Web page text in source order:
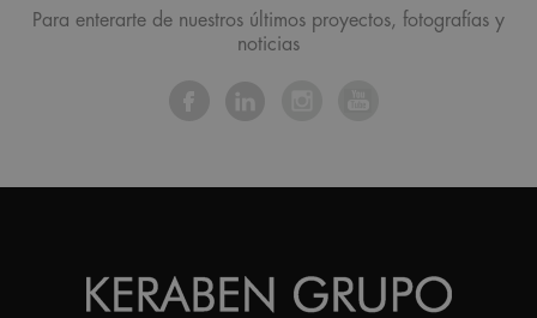
Para enterarte de nuestros últimos proyectos, fotografías y
noticias